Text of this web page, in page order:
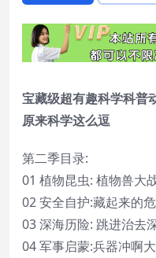
宝藏级超有趣科学科普
原来科学这么逗
第二季目录:
01 植物昆虫: 植物兽大
02 安全自护:藏起来的
03 深海历险: 跳进治去
04 军事启蒙:兵器冲啊